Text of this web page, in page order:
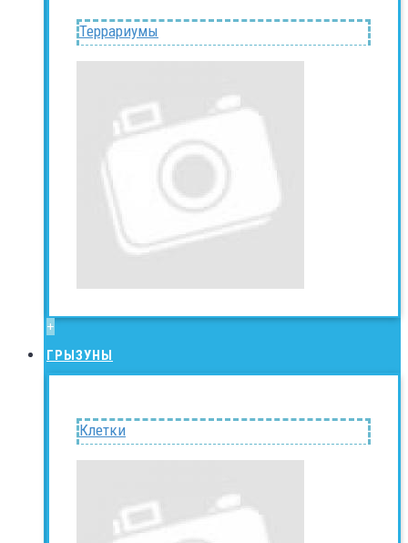
Террариумы
+
ГРЫЗУНЫ
Клетки